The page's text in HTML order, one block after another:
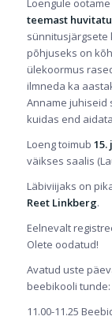
Loengule ootame
teemast
sünnitusjärgsete
põhjuseks on
ülekoormus
ilmneda ka
Anname juhiseid
kuidas end
Loeng toimub 15.
väikses saalis
Läbiviijaks on
Reet Linkberg.
Eelnevalt
Olete oodatud!
Avatud uste
beebikooli tunde:
11.00-11.25